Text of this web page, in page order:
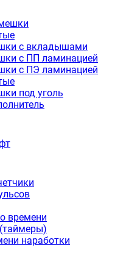
асинхронные
асинхронные
INNORED
независимая
цилиндрические
редукторы
редукторы INNORED
редукторы INNORED
с вкладышами
с ПП ламинацией
с ПЭ ламинацией
под уголь
времени
наработки